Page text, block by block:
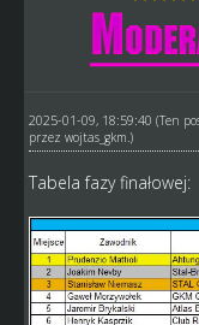
2025-01-09, 18:59:40 (Ten
przez wojtas_gkm.)
Tabela fazy finałowej: